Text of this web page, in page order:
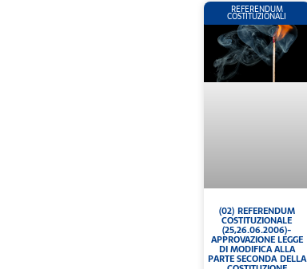
REFERENDUM
COSTITUZIONALI
(02) REFERENDUM
COSTITUZIONALE
(25,26.06.2006)-
APPROVAZIONE LEGGE
DI MODIFICA ALLA
PARTE SECONDA DELLA